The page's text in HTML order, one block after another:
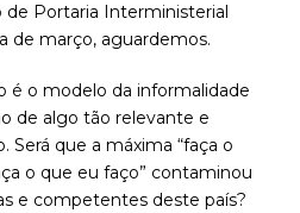
Portaria Interministerial
de março, aguardemos.
é o modelo da informalidade
de algo tão relevante e
Será que a máxima “faça o
o que eu faço” contaminou
e competentes deste país?